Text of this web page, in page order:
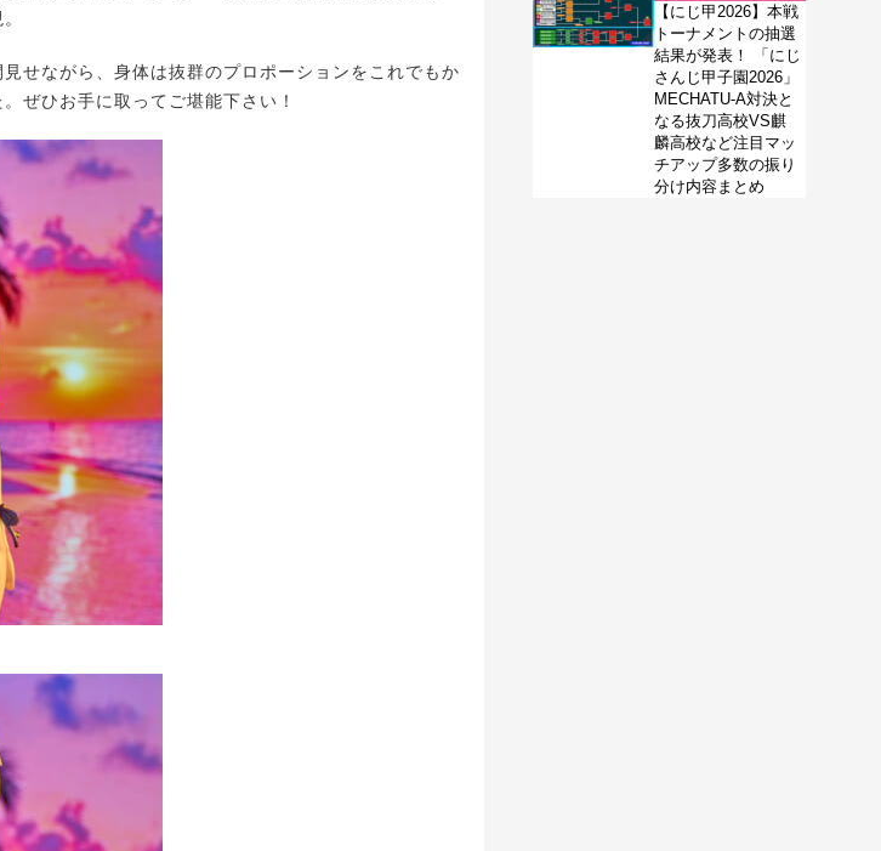
せながら、身体は抜群のプロポーションをこれでもか
ぜひお手に取ってご堪能下さい！
【にじ甲2026】本戦
トーナメントの抽選
結果が発表！ 「にじ
さんじ甲子園2026」
MECHATU-A対決と
なる抜刀高校VS麒
麟高校など注目マッ
チアップ多数の振り
分け内容まとめ